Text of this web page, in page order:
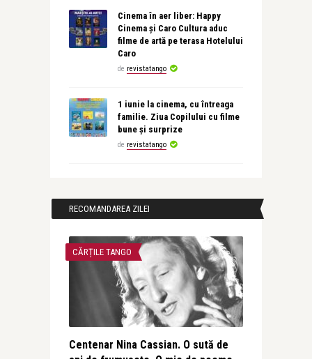
Cinema în aer liber: Happy
Cinema și Caro Cultura aduc
filme de artă pe terasa Hotelului
Caro
de revistatango
1 iunie la cinema, cu întreaga
familie. Ziua Copilului cu filme
bune și surprize
de revistatango
RECOMANDAREA ZILEI
CĂRȚILE TANGO
Centenar Nina Cassian. O sută de